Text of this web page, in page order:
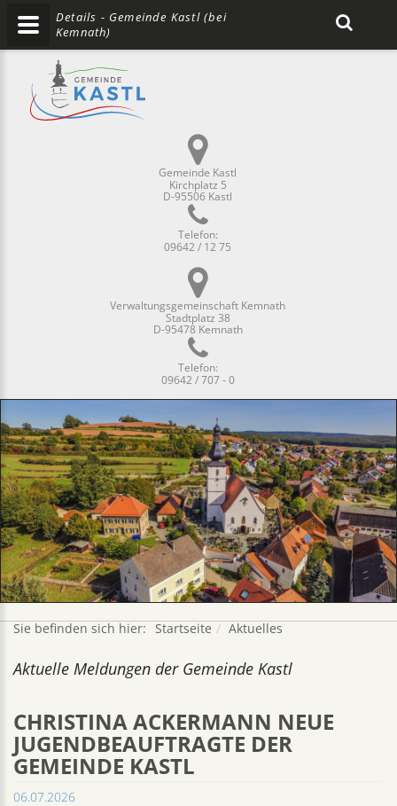
Gemeinde Kastl
Kirchplatz 5
D-95506 Kastl
Telefon:
09642 / 12 75
Verwaltungsgemeinschaft Kemnath
Stadtplatz 38
D-95478 Kemnath
Telefon:
09642 / 707 - 0
Sie befinden sich hier: Startseite Aktuelles
Aktuelle Meldungen der Gemeinde Kastl
CHRISTINA ACKERMANN NEUE
JUGENDBEAUFTRAGTE DER
GEMEINDE KASTL
06.07.2026
Details - Gemeinde Kastl (bei
Kemnath)